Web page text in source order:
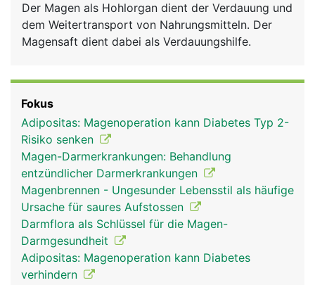
News
Rubriken
Der Magen als Hohlorgan dient der Verdauung und
dem Weitertransport von Nahrungsmitteln. Der
Magensaft dient dabei als Verdauungshilfe.
Fokus
Adipositas: Magenoperation kann Diabetes Typ 2-
Risiko senken
Magen-Darmerkrankungen: Behandlung
entzündlicher Darmerkrankungen
Magenbrennen - Ungesunder Lebensstil als häufige
Ursache für saures Aufstossen
Darmflora als Schlüssel für die Magen-
Darmgesundheit
Adipositas: Magenoperation kann Diabetes
verhindern